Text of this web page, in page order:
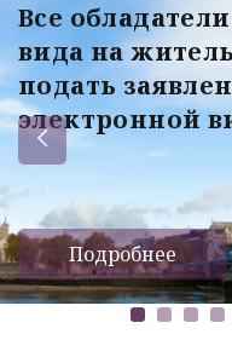
Все
вида на
подать
электронной
Подробнее